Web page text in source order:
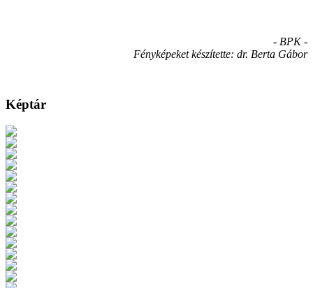
- BPK -
Fényképeket készítette: dr. Berta Gábor
Képtár